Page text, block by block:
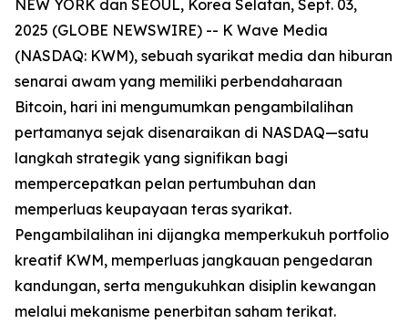
NEW YORK dan SEOUL, Korea Selatan, Sept. 03,
2025 (GLOBE NEWSWIRE) -- K Wave Media
(NASDAQ: KWM), sebuah syarikat media dan hiburan
senarai awam yang memiliki perbendaharaan
Bitcoin, hari ini mengumumkan pengambilalihan
pertamanya sejak disenaraikan di NASDAQ—satu
langkah strategik yang signifikan bagi
mempercepatkan pelan pertumbuhan dan
memperluas keupayaan teras syarikat.
Pengambilalihan ini dijangka memperkukuh portfolio
kreatif KWM, memperluas jangkauan pengedaran
kandungan, serta mengukuhkan disiplin kewangan
melalui mekanisme penerbitan saham terikat.